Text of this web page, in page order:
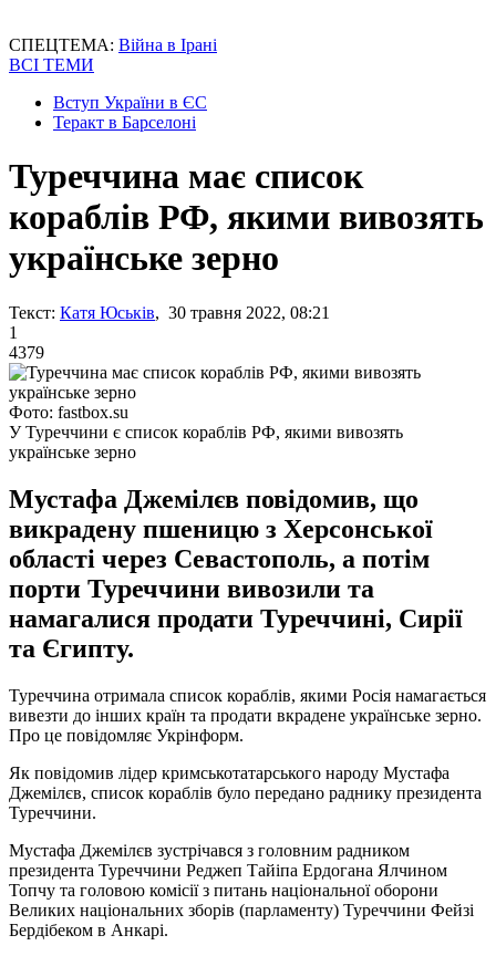
СПЕЦТЕМА: Війна в Ірані
ВСІ ТЕМИ
Вступ України в ЄС
Теракт в Барселоні
Туреччина має список
кораблів РФ, якими вивозять
українське зерно
Текст: Катя Юськів, 30 травня 2022, 08:21
1
4379
Фото: fastbox.su
У Туреччини є список кораблів РФ, якими вивозять
українське зерно
Мустафа Джемілєв повідомив, що
викрадену пшеницю з Херсонської
області через Севастополь, а потім
порти Туреччини вивозили та
намагалися продати Туреччині, Сирії
та Єгипту.
Туреччина отримала список кораблів, якими Росія намагається
вивезти до інших країн та продати вкрадене українське зерно.
Про це повідомляє Укрінформ.
Як повідомив лідер кримськотатарського народу Мустафа
Джемілєв, список кораблів було передано раднику президента
Туреччини.
Мустафа Джемілєв зустрічався з головним радником
президента Туреччини Реджеп Тайіпа Ердогана Ялчином
Топчу та головою комісії з питань національної оборони
Великих національних зборів (парламенту) Туреччини Фейзі
Бердібеком в Анкарі.